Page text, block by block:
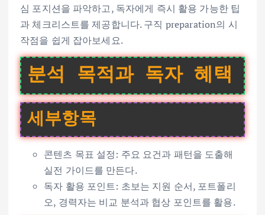
심 포지션을 파악하고, 독자에게 즉시 활용 가능한 팁
과 체크리스트를 제공합니다. 구직 preparation의 시
작점을 쉽게 잡아보세요.
분석 목적과 독자 혜택
세부항목
콘텐츠 목표 설정: 주요 요건과 패턴을 도출해
실전 가이드를 만든다.
독자 활용 포인트: 초보는 지원 순서, 포트폴리
오, 경력자는 비교 분석과 협상 포인트를 활용.